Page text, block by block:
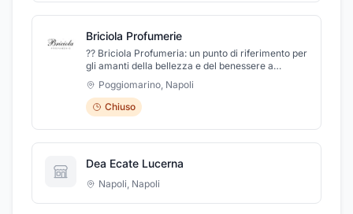
Briciola Profumerie
?? Briciola Profumeria: un punto di riferimento per
gli amanti della bellezza e del benessere a
Poggiomarino da oltre 30 anni ?? Ti aspettiamo
con entusiasmo!
Poggiomarino, Napoli
Chiuso
Dea Ecate Lucerna
Napoli, Napoli